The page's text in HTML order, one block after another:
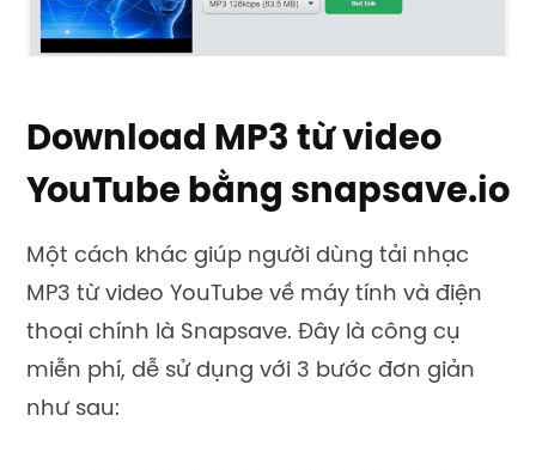
Download MP3 từ video
YouTube bằng snapsave.io
Một cách khác giúp người dùng tải nhạc
MP3 từ video YouTube về máy tính và điện
thoại chính là Snapsave. Đây là công cụ
miễn phí, dễ sử dụng với 3 bước đơn giản
như sau: